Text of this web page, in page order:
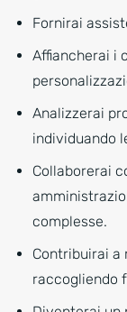
Fornirai
Affiancherai i
Analizzerai
individuando
Collaborerai
complesse.
Contribuirai a
raccogliendo